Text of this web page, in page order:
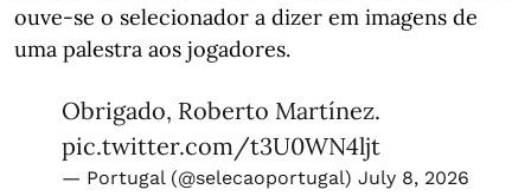
ouve-se o selecionador a dizer em imagens de
uma palestra aos jogadores.
Obrigado, Roberto Martínez.
pic.twitter.com/t3U0WN4ljt
— Portugal (@selecaoportugal) July 8, 2026